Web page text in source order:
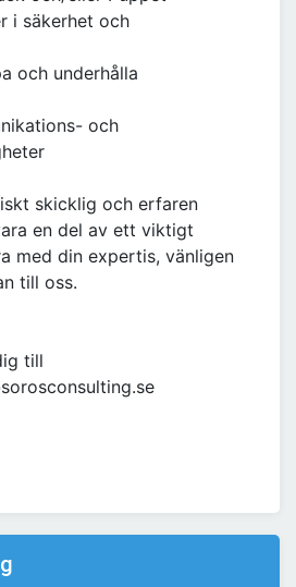
i säkerhet och
och underhålla
och
skicklig och erfaren
en del av ett viktigt
med din expertis, vänligen
till oss.
till